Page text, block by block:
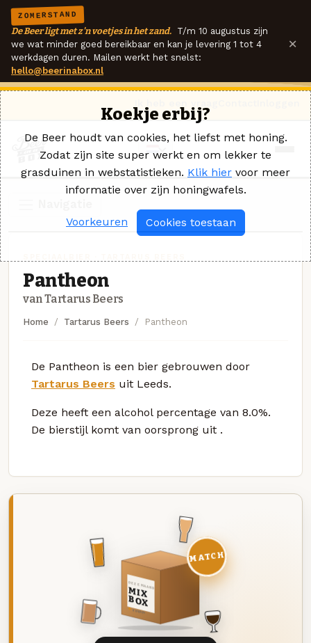
ZOMERSTAND
De Beer ligt met z'n voetjes in het zand. T/m 10 augustus zijn
we wat minder goed bereikbaar en kan je levering 1 tot 4
werkdagen duren. Mailen werkt het snelst:
hello@beerinabox.nl
×
Pantheon
van Tartarus Beers
Home Tartarus Beers Pantheon
De Pantheon is een bier gebrouwen door
Tartarus Beers uit Leeds.
Deze heeft een alcohol percentage van 8.0%.
De bierstijl komt van oorsprong uit .
DEZE MAAND
MIX
BOX
8 BIEREN
MATCH
Koekje erbij?
De Beer houdt van cookies, het liefst met honing.
Zodat zijn site super werkt en om lekker te
grasduinen in webstatistieken. Klik hier voor meer
informatie over zijn honingwafels.
Voorkeuren Cookies toestaan